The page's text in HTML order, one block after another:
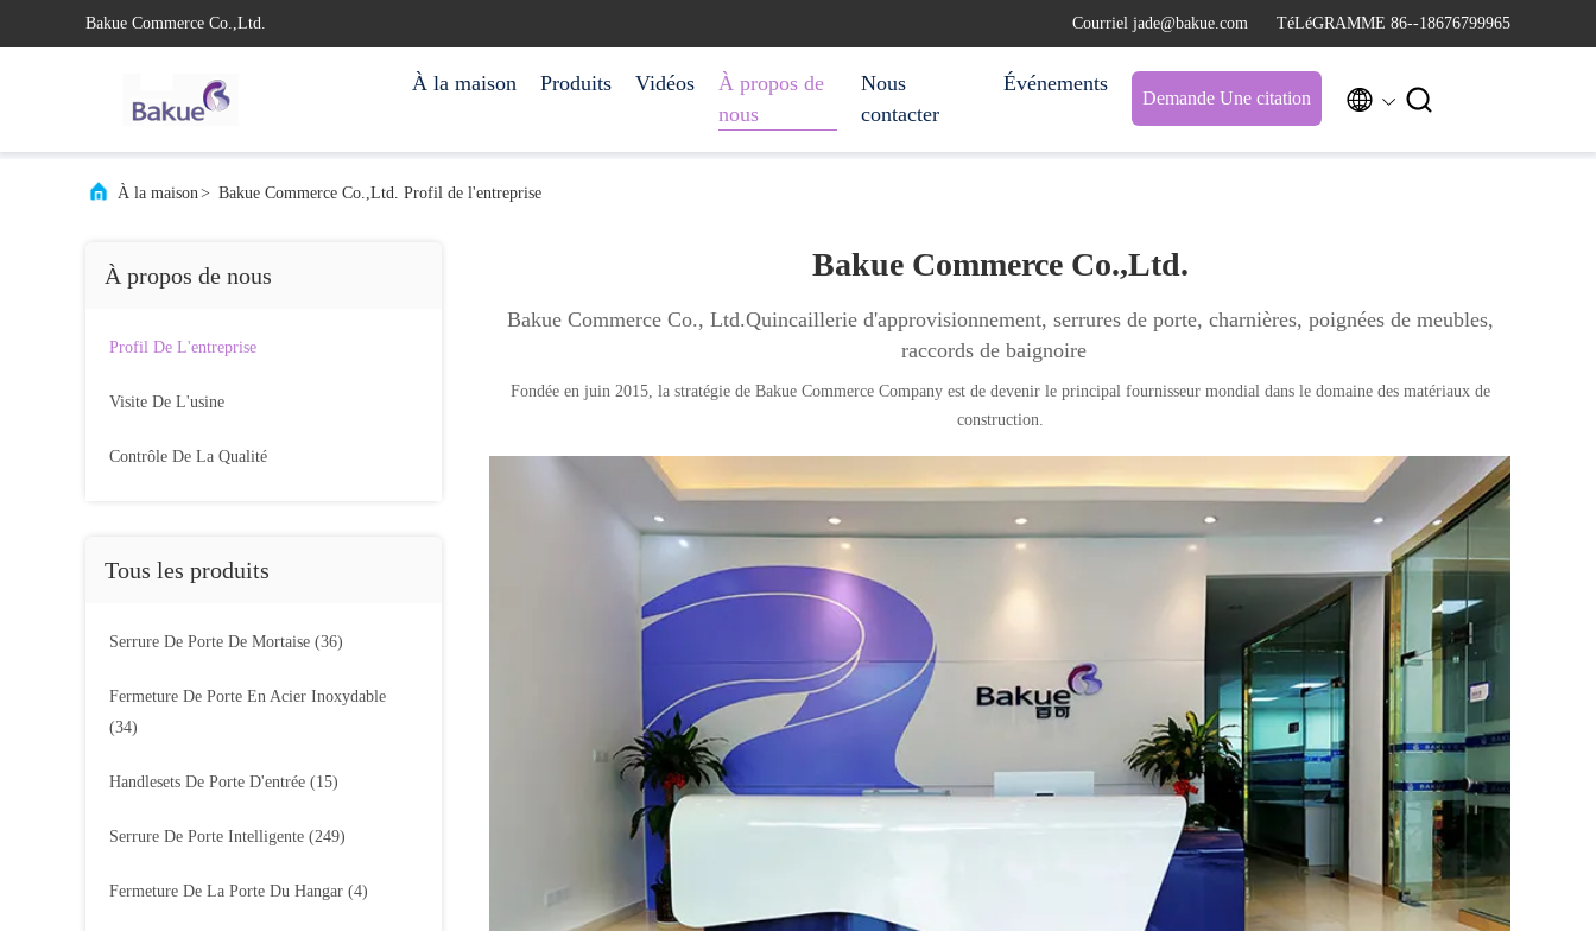
Bakue Commerce Co.,Ltd. Courriel jade@bakue.com TéLéGRAMME 86--18676799965
À la maison Produits Vidéos
À propos de
nous
Nous
contacter
Événements
Demande Une citation  
À la maison> Bakue Commerce Co.,Ltd. Profil de l'entreprise
À propos de nous
Profil De L'entreprise
Visite De L'usine
Contrôle De La Qualité
Tous les produits
Serrure De Porte De Mortaise (36)
Fermeture De Porte En Acier Inoxydable
(34)
Handlesets De Porte D'entrée (15)
Serrure De Porte Intelligente (249)
Fermeture De La Porte Du Hangar (4)
Bakue Commerce Co.,Ltd.
Bakue Commerce Co., Ltd.Quincaillerie d'approvisionnement, serrures de porte, charnières, poignées de meubles,
raccords de baignoire
Fondée en juin 2015, la stratégie de Bakue Commerce Company est de devenir le principal fournisseur mondial dans le domaine des matériaux de
construction.